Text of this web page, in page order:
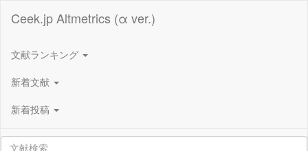
Ceek.jp Altmetrics (α ver.)
文献ランキング
新着文献
新着投稿